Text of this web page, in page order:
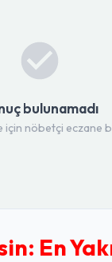
bulunamadı
için nöbetçi eczane
En